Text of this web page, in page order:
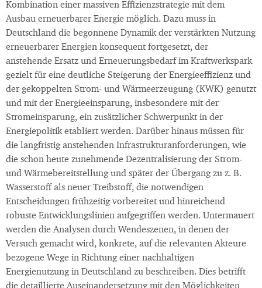
Kombination einer massiven Effizienzstrategie mit dem
Ausbau erneuerbarer Energie möglich. Dazu muss in
Deutschland die begonnene Dynamik der verstärkten Nutzung
erneuerbarer Energien konsequent fortgesetzt, der
anstehende Ersatz und Erneuerungsbedarf im Kraftwerkspark
gezielt für eine deutliche Steigerung der Energieeffizienz und
der gekoppelten Strom- und Wärmeerzeugung (KWK) genutzt
und mit der Energieeinsparung, insbesondere mit der
Stromeinsparung, ein zusätzlicher Schwerpunkt in der
Energiepolitik etabliert werden. Darüber hinaus müssen für
die langfristig anstehenden Infrastrukturanforderungen, wie
die schon heute zunehmende Dezentralisierung der Strom-
und Wärmebereitstellung und später der Übergang zu z. B.
Wasserstoff als neuer Treibstoff, die notwendigen
Entscheidungen frühzeitig vorbereitet und hinreichend
robuste Entwicklungslinien aufgegriffen werden. Untermauert
werden die Analysen durch Wendeszenen, in denen der
Versuch gemacht wird, konkrete, auf die relevanten Akteure
bezogene Wege in Richtung einer nachhaltigen
Energienutzung in Deutschland zu beschreiben. Dies betrifft